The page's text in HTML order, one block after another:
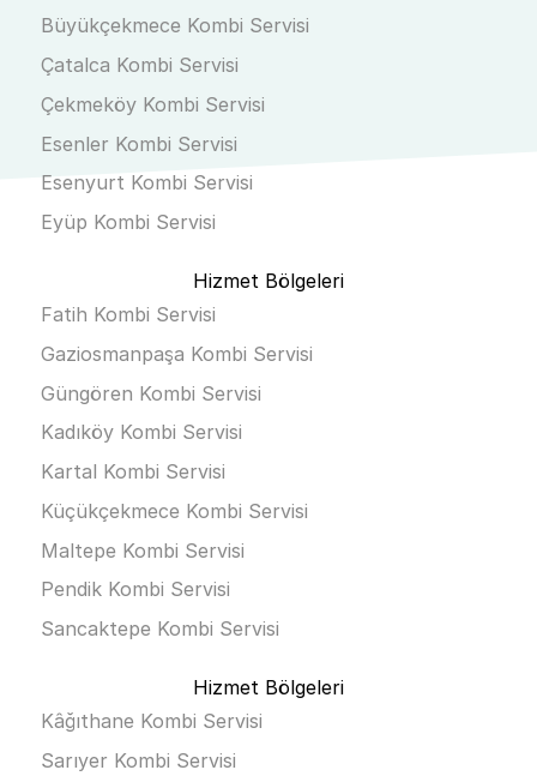
Büyükçekmece Kombi Servisi
Çatalca Kombi Servisi
Çekmeköy Kombi Servisi
Esenler Kombi Servisi
Esenyurt Kombi Servisi
Eyüp Kombi Servisi
Hizmet Bölgeleri
Fatih Kombi Servisi
Gaziosmanpaşa Kombi Servisi
Güngören Kombi Servisi
Kadıköy Kombi Servisi
Kartal Kombi Servisi
Küçükçekmece Kombi Servisi
Maltepe Kombi Servisi
Pendik Kombi Servisi
Sancaktepe Kombi Servisi
Hizmet Bölgeleri
Kâğıthane Kombi Servisi
Sarıyer Kombi Servisi